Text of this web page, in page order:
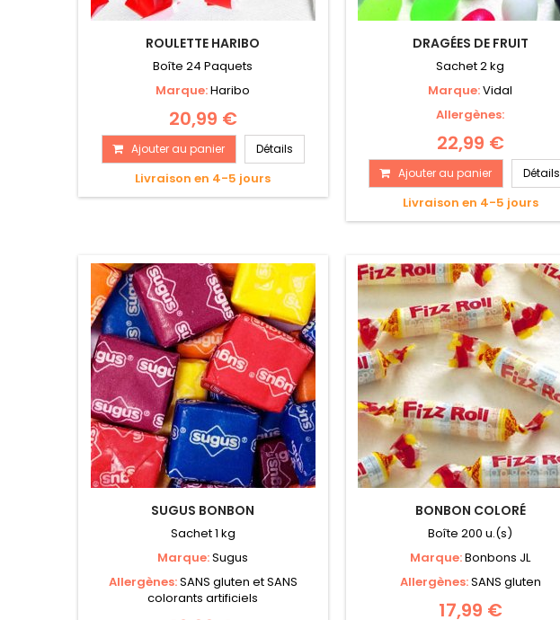
ROULETTE HARIBO
Boîte 24 Paquets
Marque:Haribo
20,99 €
Ajouter au panier Détails
Livraison en 4-5 jours
DRAGÉES DE FRUIT
Sachet 2 kg
Marque:Vidal
Allergènes:
22,99 €
Ajouter au panier Détails
Livraison en 4-5 jours
SUGUS BONBON
Sachet 1 kg
Marque:Sugus
Allergènes:SANS gluten et SANS
colorants artificiels
BONBON COLORÉ
Boîte 200 u.(s)
Marque:Bonbons JL
Allergènes:SANS gluten
17,99 €